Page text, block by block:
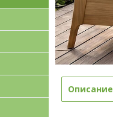
Описание